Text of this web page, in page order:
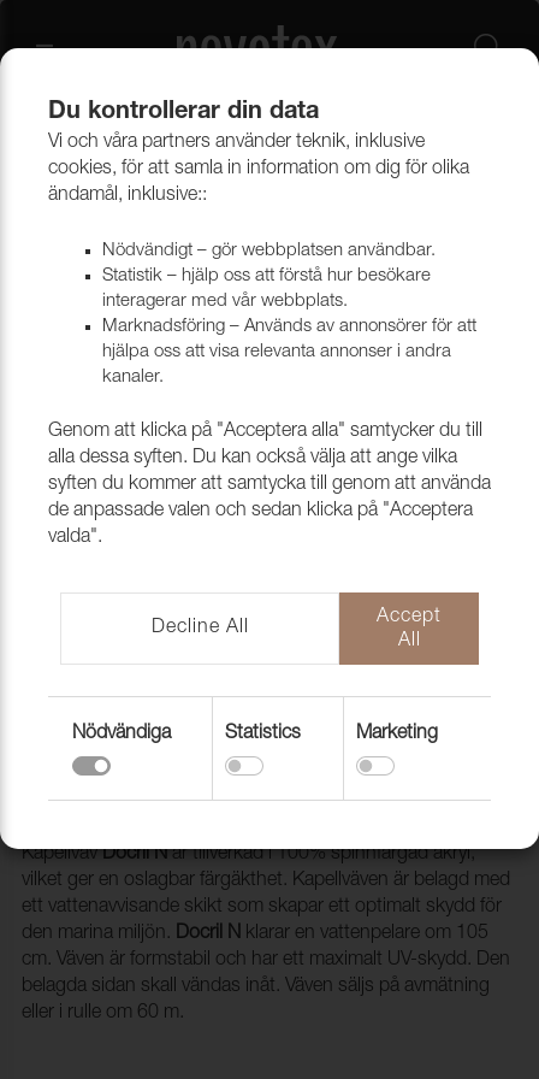
Båt & markis Kapellvävar & tillbehör Kapellvävar
Kapellväv Docril N 098 Anthracite,
153cm
1200217
KapellvävDocril När tillverkad i 100% spinnfärgad akryl,
vilket ger en oslagbar färgäkthet. Kapellväven är belagd med
ett vattenavvisande skikt som skapar ett optimalt skydd för
den marina miljön. Docril Nklarar en vattenpelare om 105
cm. Väven är formstabil och har ett maximalt UV-skydd. Den
belagda sidan skall vändas inåt. Väven säljs på avmätning
eller i rulle om 60 m.
Du kontrollerar din data
Vi och våra partners använder teknik, inklusive
cookies, för att samla in information om dig för olika
ändamål, inklusive::
Nödvändigt – gör webbplatsen användbar.
Statistik – hjälp oss att förstå hur besökare
interagerar med vår webbplats.
Marknadsföring – Används av annonsörer för att
hjälpa oss att visa relevanta annonser i andra
kanaler.
Genom att klicka på "Acceptera alla" samtycker du till
alla dessa syften. Du kan också välja att ange vilka
syften du kommer att samtycka till genom att använda
de anpassade valen och sedan klicka på "Acceptera
valda".
Decline All
Accept
All
Nödvändiga Statistics Marketing